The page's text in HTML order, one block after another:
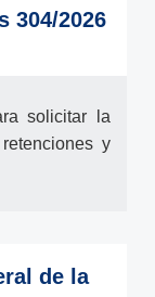
304/2026
solicitar la
y
de la